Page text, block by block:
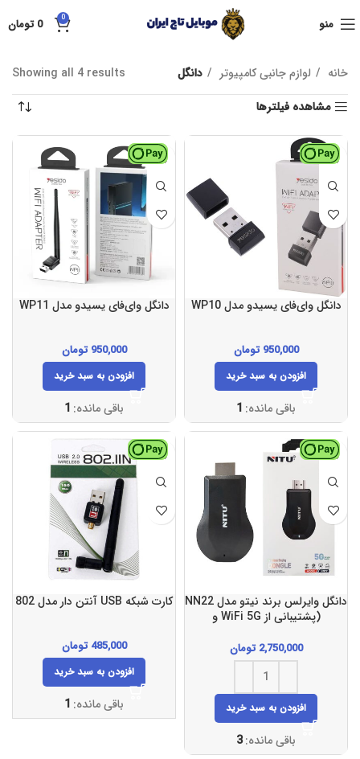
منو 0
0 تومان
خانه لوازم جانبی کامپیوتر دانگل
Showing all 4 results
مشاهده فیلترها
دانگل وای‌فای یسیدو مدل WP10
950,000 تومان
افزودن به سبد خرید
باقی مانده: 1
دانگل وای‌فای یسیدو مدل WP11
950,000 تومان
افزودن به سبد خرید
باقی مانده: 1
دانگل وایرلس برند نیتو مدل NN22
(پشتیبانی از WiFi 5G و
2,750,000 تومان
افزودن به سبد خرید
باقی مانده:3
کارت شبکه USB آنتن دار مدل 802
485,000 تومان
افزودن به سبد خرید
باقی مانده: 1